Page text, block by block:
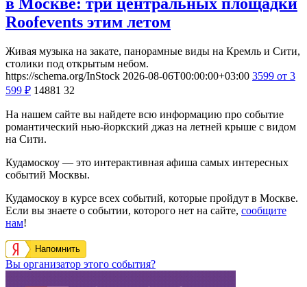
Roofevents этим летом
Живая музыка на закате, панорамные виды на Кремль и Сити,
столики под открытым небом.
https://schema.org/InStock 2026-08-06T00:00:00+03:00 3599 от 3
599 ₽ 14881 32
На нашем сайте вы найдете всю информацию про событие
романтический нью-йоркский джаз на летней крыше с видом
на Сити.
Кудамоскоу — это интерактивная афиша самых интересных
событий Москвы.
Кудамоскоу в курсе всех событий, которые пройдут в Москве.
Если вы знаете о событии, которого нет на сайте, сообщите
нам!
Напомнить
Вы организатор этого события?